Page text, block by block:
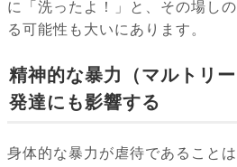
に「洗ったよ！」と、その場し
る可能性も大いにあります。
精神的な暴力（マルトリ
発達にも影響する
身体的な暴力が虐待であること